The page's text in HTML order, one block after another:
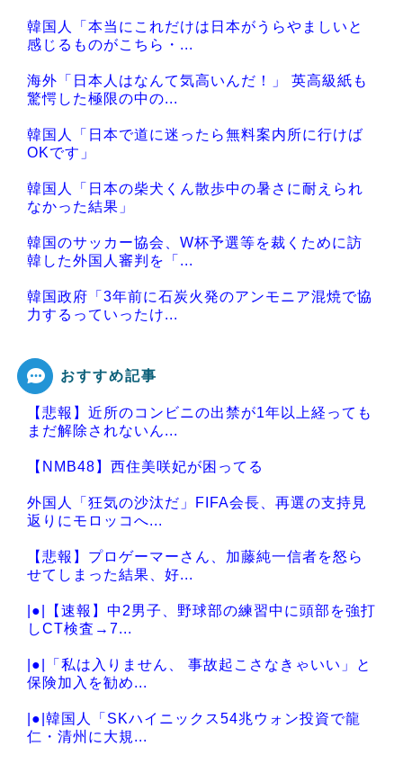
韓国人「本当にこれだけは日本がうらやましいと
感じるものがこちら・...
海外「日本人はなんて気高いんだ！」 英高級紙も
驚愕した極限の中の...
韓国人「日本で道に迷ったら無料案内所に行けば
OKです」
韓国人「日本の柴犬くん散歩中の暑さに耐えられ
なかった結果」
韓国のサッカー協会、W杯予選等を裁くために訪
韓した外国人審判を「...
韓国政府「3年前に石炭火発のアンモニア混焼で協
力するっていったけ...
Powered by livedoor 相互RSS
おすすめ記事
【悲報】近所のコンビニの出禁が1年以上経っても
まだ解除されないん...
【NMB48】西住美咲妃が困ってる
外国人「狂気の沙汰だ」FIFA会長、再選の支持見
返りにモロッコへ...
【悲報】プロゲーマーさん、加藤純一信者を怒ら
せてしまった結果、好...
|●|【速報】中2男子、野球部の練習中に頭部を強打
しCT検査→7...
|●|「私は入りません、 事故起こさなきゃいい」と
保険加入を勧め...
|●|韓国人「SKハイニックス54兆ウォン投資で龍
仁・清州に大規...